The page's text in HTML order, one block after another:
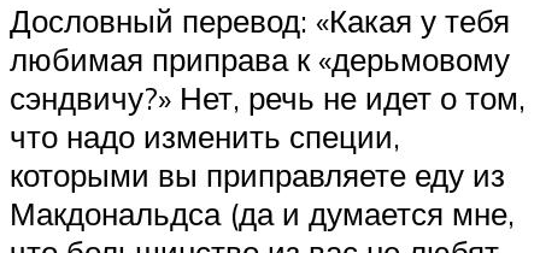
Дословный перевод: «Какая у тебя
любимая приправа к «дерьмовому
сэндвичу?» Нет, речь не идет о том,
что надо изменить специи,
которыми вы приправляете еду из
Макдональдса (да и думается мне,